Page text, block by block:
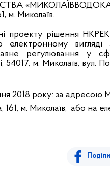
м. Миколаїв.
проекту рішення
регулювання у
54017, м. Миколаїв, вул.
2018 року: за адресою
161, м. Миколаїв, або на